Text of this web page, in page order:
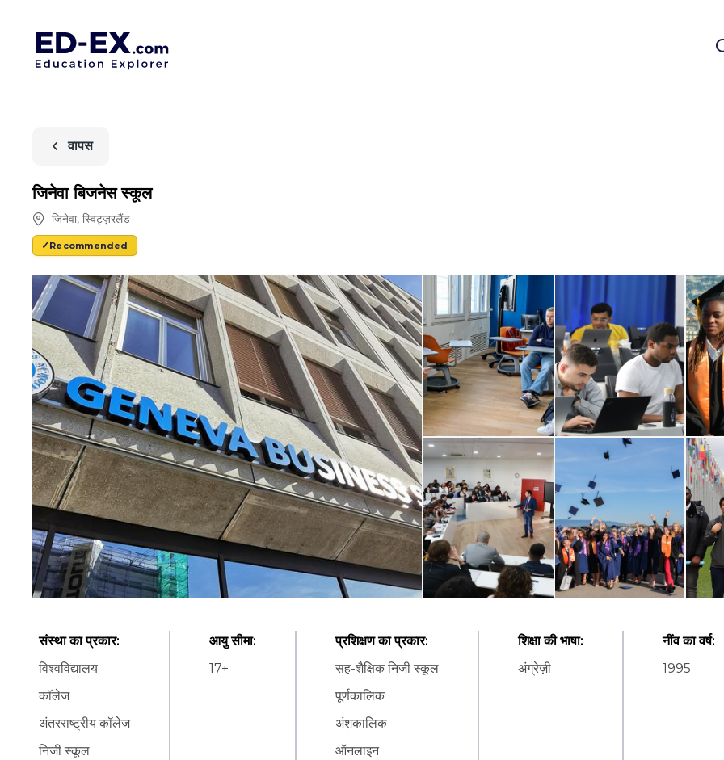
वापस
जिनेवा बिजनेस स्कूल
जिनेवा, स्विट्ज़रलैंड
Recommended
संस्था का प्रकार:
विश्वविद्यालय
कॉलेज
अंतरराष्ट्रीय कॉलेज
निजी स्कूल
आयु सीमा:
17+
प्रशिक्षण का प्रकार:
सह-शैक्षिक निजी स्कूल
पूर्णकालिक
अंशकालिक
ऑनलाइन
शिक्षा की भाषा:
अंग्रेज़ी
नींव का वर्ष:
1995